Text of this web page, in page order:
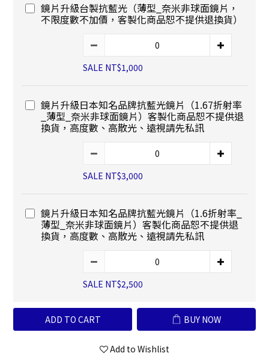
鏡片升級台製抗藍光（薄型_奈米非球面鏡片，
不限度數不加價，客製化商品恕不提供退換貨）
SALE NT$1,000
鏡片升級日本知名品牌抗藍光鏡片（1.67折射率
_薄型_奈米非球面鏡片）客製化商品恕不提供退
換貨，高度數、高散光、遠視請先私訊
SALE NT$3,000
鏡片升級日本知名品牌抗藍光鏡片（1.6折射率_
薄型_奈米非球面鏡片）客製化商品恕不提供退
換貨，高度數、高散光、遠視請先私訊
SALE NT$2,500
ADD TO CART BUY NOW
Add to Wishlist